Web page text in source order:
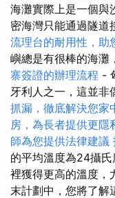
海灘實際上是一個與
密海灣只能通過隧道
流理台的耐用性，助
嶼總是有很棒的海灘
寨簽證的辦理流程 -
牙利人之一，這並非
抓漏，徹底解決您家
房，為長者提供更隱
師為您提供法律建議
的平均溫度為24攝
裡獲得更高的溫度，
末計劃中，您將了解